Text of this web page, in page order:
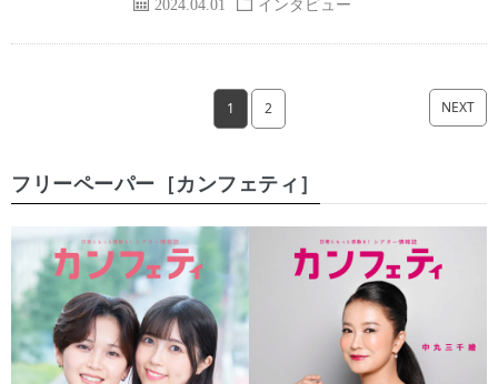
2024.04.01 インタビュー
1 2 NEXT
フリーペーパー［カンフェティ］